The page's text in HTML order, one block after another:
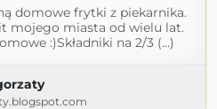
domowe frytki z piekarnika.
mojego miasta od wielu lat.
:)Składniki na 2/3 (...)